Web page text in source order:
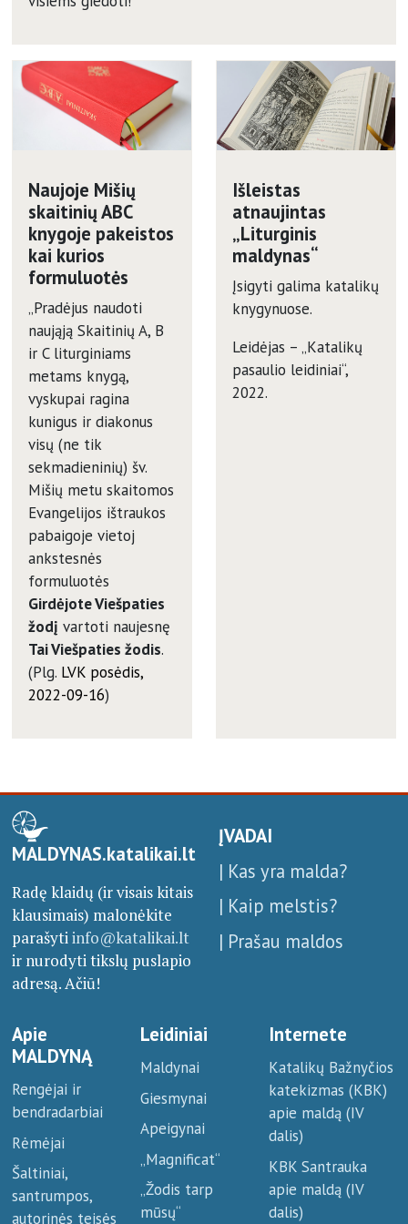
Naujoje Mišių
skaitinių ABC
knygoje pakeistos
kai kurios
formuluotės
„Pradėjus naudoti
naująją Skaitinių A, B
ir C liturginiams
metams knygą,
vyskupai ragina
kunigus ir diakonus
visų (ne tik
sekmadieninių) šv.
Mišių metu skaitomos
Evangelijos ištraukos
pabaigoje vietoj
ankstesnės
formuluotės
Girdėjote Viešpaties
žodį vartoti naujesnę
Tai Viešpaties žodis.
(Plg. LVK posėdis,
2022-09-16)
Išleistas
atnaujintas
„Liturginis
maldynas“
Įsigyti galima katalikų
knygynuose.
Leidėjas – „Katalikų
pasaulio leidiniai“,
2022.
MALDYNAS.katalikai.lt
Radę klaidų (ir visais kitais
klausimais) malonėkite
parašytiinfo@katalikai.lt
ir nurodyti tikslų puslapio
adresą. Ačiū!
ĮVADAI
| Kas yra malda?
| Kaip melstis?
| Prašau maldos
Apie
MALDYNĄ
Rengėjai ir
bendradarbiai
Rėmėjai
Šaltiniai,
santrumpos,
autorinės teisės
Leidiniai
Maldynai
Giesmynai
Apeigynai
„Magnificat“
„Žodis tarp
mūsų“
Internete
Katalikų Bažnyčios
katekizmas (KBK)
apie maldą (IV
dalis)
KBK Santrauka
apie maldą (IV
dalis)